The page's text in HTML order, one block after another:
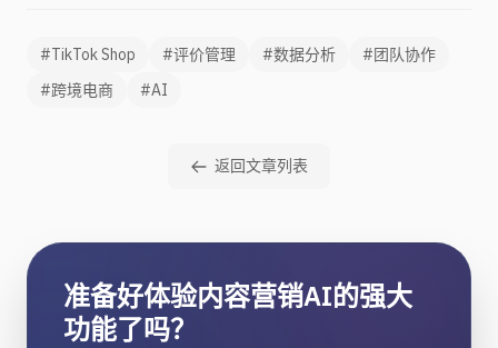
#TikTok Shop #评价管理 #数据分析
#团队协作
#跨境电商
#AI
返回文章列表
准备好体验内容营销AI的强大
功能了吗？